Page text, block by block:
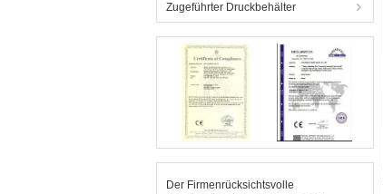
Zugeführter Druckbehälter
Der Firmenrücksichtsvolle